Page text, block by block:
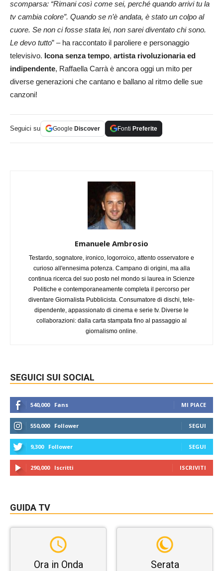
scomparsa: “Rimani così come sei, perché quando arrivi tu la
tv cambia colore”. Quando se n’è andata, è stato un colpo al
cuore. Se non ci fosse stata lei, non sarei diventato chi sono.
Le devo tutto” – ha raccontato il paroliere e personaggio
televisivo. Icona senza tempo, artista rivoluzionaria ed
indipendente, Raffaella Carrà è ancora oggi un mito per
diverse generazioni che cantano e ballano al ritmo delle sue
canzoni!
Seguici su Google Discover Fonti Preferite
Emanuele Ambrosio
Testardo, sognatore, ironico, logorroico, attento osservatore e
curioso all'ennesima potenza. Campano di origini, ma alla
continua ricerca del suo posto nel mondo si laurea in Scienze
Politiche e contemporaneamente completa il percorso per
diventare Giornalista Pubblicista. Consumatore di dischi, tele-
dipendente, appassionato di cinema e serie tv. Diverse le
collaborazioni: dalla carta stampata fino al passaggio al
giornalismo online.
SEGUICI SUI SOCIAL
540,000 Fans MI PIACE
550,000 Follower SEGUI
9,300 Follower SEGUI
290,000 Iscritti ISCRIVITI
GUIDA TV
Ora in Onda Serata